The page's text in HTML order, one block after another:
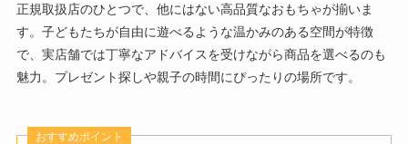
正規取扱店のひとつで、他にはない高品質なおもちゃが揃いま
す。子どもたちが自由に遊べるような温かみのある空間が特徴
で、実店舗では丁寧なアドバイスを受けながら商品を選べるのも
魅力。プレゼント探しや親子の時間にぴったりの場所です。
おすすめポイント